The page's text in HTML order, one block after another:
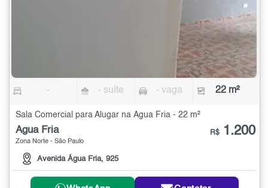
- - suíte - vaga 22 m²
Sala Comercial para Alugar na Água Fria - 22 m²
Água Fria
Zona Norte - São Paulo
Avenida Água Fria, 925
R$ 1.200